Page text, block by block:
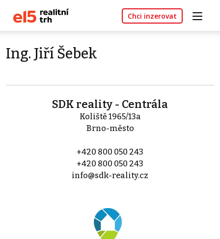
Chci inzerovat
Ing. Jiří Šebek
SDK reality - Centrála
Koliště 1965/13a
Brno-město
+420 800 050 243
+420 800 050 243
info@sdk-reality.cz